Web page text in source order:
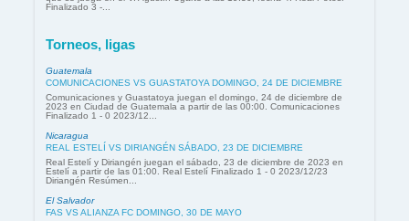
Finalizado 3 -...
Torneos, ligas
Guatemala
COMUNICACIONES VS GUASTATOYA DOMINGO, 24 DE DICIEMBRE
Comunicaciones y Guastatoya juegan el domingo, 24 de diciembre de
2023 en Ciudad de Guatemala a partir de las 00:00. Comunicaciones
Finalizado 1 - 0 2023/12...
Nicaragua
REAL ESTELÍ VS DIRIANGÉN SÁBADO, 23 DE DICIEMBRE
Real Estelí y Diriangén juegan el sábado, 23 de diciembre de 2023 en
Estelí a partir de las 01:00. Real Estelí Finalizado 1 - 0 2023/12/23
Diriangén Resúmen...
El Salvador
FAS VS ALIANZA FC DOMINGO, 30 DE MAYO